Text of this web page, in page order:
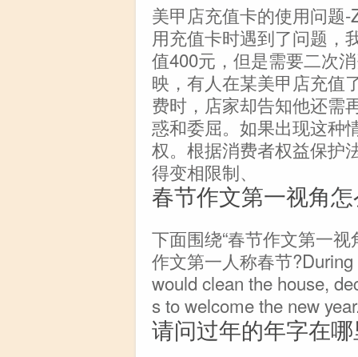
美甲店充值卡的使用问题
用充值卡时遇到了问题，
值400元，但是需要二次
映，有人在某美甲店充值
费时，店家却告知他还需
惑和委屈。如果出现这种
权。根据消费者权益保护
得变相限制、
春节作文第一视角
下面围绕“春节作文第一
作文第一人称春节
would clean the house,
s to welcome the new
请问过年的年字在